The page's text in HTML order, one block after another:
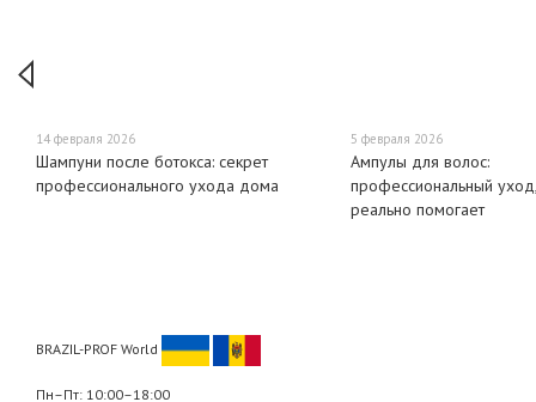
14 февраля 2026
Шампуни после ботокса: секрет
профессионального ухода дома
5 февраля 2026
Ампулы для волос:
профессиональный
реально помогает
BRAZIL-PROF World
Пн–Пт: 10:00–18:00